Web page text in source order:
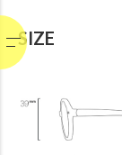
SIZE